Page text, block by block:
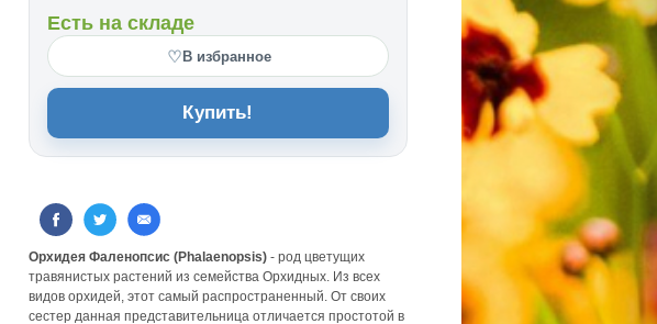
Есть на складе
♡В избранное
Купить!
Орхидея Фаленопсис (Phalaenopsis) - род цветущих
травянистых растений из семейства Орхидных. Из всех
видов орхидей, этот самый распространенный. От своих
сестер данная представительница отличается простотой в